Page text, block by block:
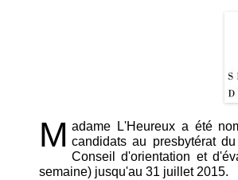
M adame L'Heureux a été
candidats au presbytérat
Conseil d'orientation et
semaine) jusqu'au 31 juillet 2015.